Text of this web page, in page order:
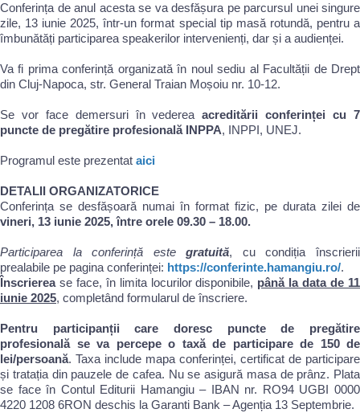
Conferința de anul acesta se va desfășura pe parcursul unei singure
zile, 13 iunie 2025, într-un format special tip masă rotundă, pentru a
îmbunătăți participarea speakerilor intervenienți, dar și a audienței.
Va fi prima conferință organizată în noul sediu al Facultății de Drept
din Cluj-Napoca, str. General Traian Moșoiu nr. 10-12.
Se vor face demersuri în vedereaacreditării conferinței cu 7
puncte de pregătire profesională INPPA, INPPI, UNEJ.
Programul este prezentat aici
DETALII ORGANIZATORICE
Conferința se desfășoară numai în format fizic, pe durata zilei de
vineri, 13 iunie 2025, între orele 09.30 – 18.00.
Participarea la conferință estegratuită, cu condiția înscrierii
prealabile pe pagina conferinței: https://conferinte.hamangiu.ro/.
Înscrierease face, în limita locurilor disponibile, până la data de 11
iunie 2025, completând formularul de înscriere.
Pentru participanții care doresc puncte de pregătire
profesională se va percepe o taxă de participare de 150 de
lei/persoană. Taxa include mapa conferinței, certificat de participare
și tratația din pauzele de cafea. Nu se asigură masa de prânz. Plata
se face în Contul Editurii Hamangiu – IBAN nr. RO94 UGBI 0000
4220 1208 6RON deschis la Garanti Bank – Agenția 13 Septembrie.